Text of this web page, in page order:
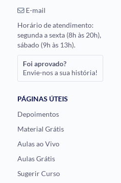
E-mail
Horário de atendimento:
segunda a sexta (8h às 20h),
sábado (9h às 13h).
Foi aprovado?
Envie-nos a sua história!
PÁGINAS ÚTEIS
Depoimentos
Material Grátis
Aulas ao Vivo
Aulas Grátis
Sugerir Curso